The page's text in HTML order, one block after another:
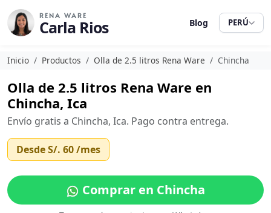
RENA WARE
Carla Rios Blog PERÚ
Inicio Productos Olla de 2.5 litros Rena Ware Chincha
Olla de 2.5 litros Rena Ware en
Chincha, Ica
Envío gratis a Chincha, Ica. Pago contra entrega.
DesdeS/. 60/mes
Comprar en Chincha